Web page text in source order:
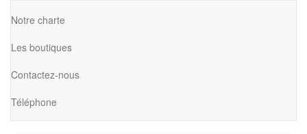
Notre charte
Les boutiques
Contactez-nous
Téléphone